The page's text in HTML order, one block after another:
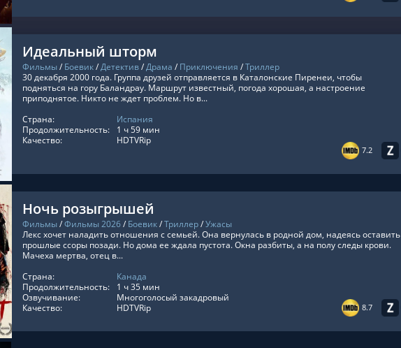
Идеальный шторм
Фильмы/ Боевик/Детектив/Драма / Приключения /Триллер
7.2
30 декабря 2000 года. Группа друзей отправляется в Каталонские Пиренеи, чтобы
подняться на гору Баландрау. Маршрут известный, погода хорошая, а настроение
приподнятое. Никто не ждет проблем. Но в...
Страна:
Испания
Продолжительность:
1 ч 59 мин
Качество:
HDTVRip
Ночь розыгрышей
Фильмы/Фильмы 2026/ Боевик/Триллер/Ужасы
8.7
Лекс хочет наладить отношения с семьей. Она вернулась в родной дом, надеясь оставить
прошлые ссоры позади. Но дома ее ждала пустота. Окна разбиты, а на полу следы крови.
Мачеха мертва, отец в...
Страна:
Канада
Продолжительность:
1 ч 35 мин
Озвучивание:
Многоголосый закадровый
Качество:
HDTVRip